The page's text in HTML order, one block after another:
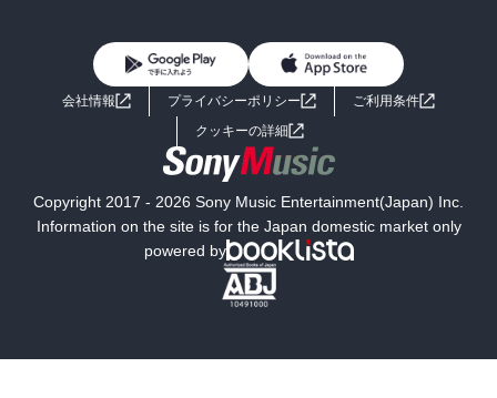
ライトノベル 男子向けラノベ
小説
海外小説
ミステリー SF
文学
よくあるご質問 お問い合わせ
会社情報 プライバシーポリシー
ご利用条件
クッキーの詳細
Copyright 2017 - 2026 Sony Music Entertainment(Japan) Inc.
Information on the site is for the Japan domestic market only
powered by